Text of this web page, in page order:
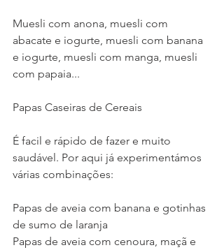
Muesli com anona, muesli com
abacate e iogurte, muesli com banana
e iogurte, muesli com manga, muesli
com papaia...
Papas Caseiras de Cereais
É facil e rápido de fazer e muito
saudável. Por aqui já experimentámos
várias combinações:
Papas de aveia com banana e gotinhas
de sumo de laranja
Papas de aveia com cenoura, maçã e